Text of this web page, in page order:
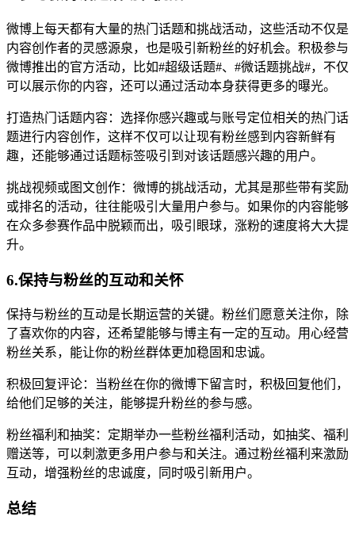
微博上每天都有大量的热门话题和挑战活动，这些活动不仅是
内容创作者的灵感源泉，也是吸引新粉丝的好机会。积极参与
微博推出的官方活动，比如#超级话题#、#微话题挑战#，不仅
可以展示你的内容，还可以通过活动本身获得更多的曝光。
打造热门话题内容：选择你感兴趣或与账号定位相关的热门话
题进行内容创作，这样不仅可以让现有粉丝感到内容新鲜有
趣，还能够通过话题标签吸引到对该话题感兴趣的用户。
挑战视频或图文创作：微博的挑战活动，尤其是那些带有奖励
或排名的活动，往往能吸引大量用户参与。如果你的内容能够
在众多参赛作品中脱颖而出，吸引眼球，涨粉的速度将大大提
升。
6.保持与粉丝的互动和关怀
保持与粉丝的互动是长期运营的关键。粉丝们愿意关注你，除
了喜欢你的内容，还希望能够与博主有一定的互动。用心经营
粉丝关系，能让你的粉丝群体更加稳固和忠诚。
积极回复评论：当粉丝在你的微博下留言时，积极回复他们，
给他们足够的关注，能够提升粉丝的参与感。
粉丝福利和抽奖：定期举办一些粉丝福利活动，如抽奖、福利
赠送等，可以刺激更多用户参与和关注。通过粉丝福利来激励
互动，增强粉丝的忠诚度，同时吸引新用户。
总结